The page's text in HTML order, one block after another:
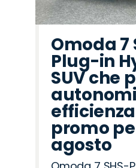
Omoda 7
Plug-in
SUV che
promo
agosto